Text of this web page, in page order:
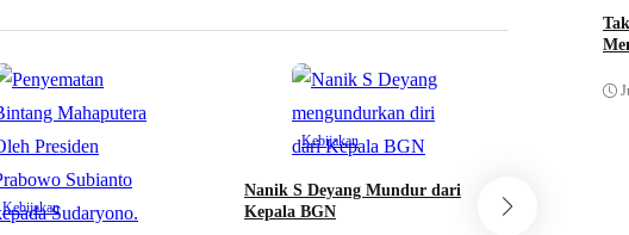
Kebijakan
Kebijakan
Nanik S Deyang Mundur dari
Kepala BGN